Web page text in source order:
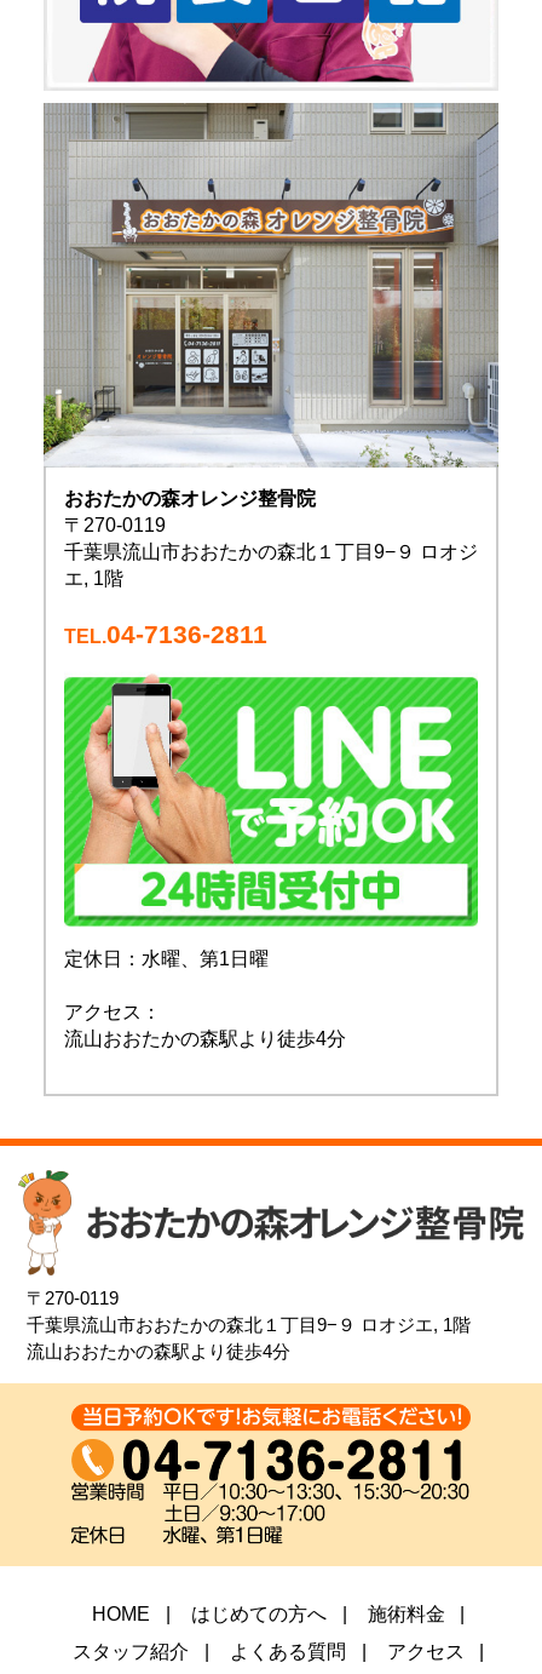
おおたかの森オレンジ整骨院
〒270-0119
千葉県流山市おおたかの森北１丁目9−９ ロオジ
エ, 1階
TEL.04-7136-2811
定休日：水曜、第1日曜
アクセス：
流山おおたかの森駅より徒歩4分
〒270-0119
千葉県流山市おおたかの森北１丁目9−９ ロオジエ, 1階
流山おおたかの森駅より徒歩4分
HOME はじめての方へ
施術料金
スタッフ紹介
よくある質問 アクセス